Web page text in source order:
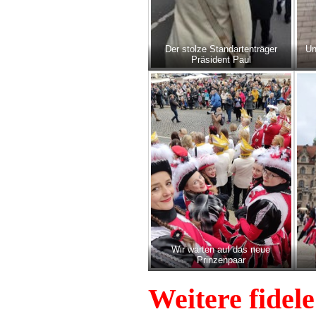
Der stolze Standartenträger
Präsident Paul
Wir warten auf das neue
Prinzenpaar
Weitere